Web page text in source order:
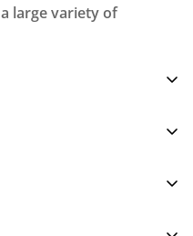
large variety of